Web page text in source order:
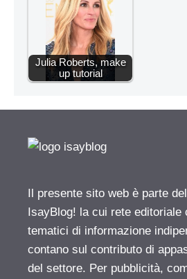
Julia Roberts, make
up tutorial
Il presente sito web è parte
IsayBlog! la cui rete editoriale
tematici di informazione
contano sul contributo di
del settore. Per pubblicità,